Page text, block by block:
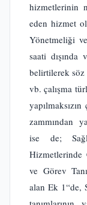
hizmetlerinin
eden hizmet
Yönetmeliği
saati
belirtilerek söz
vb. çalışma
zammından
ise de;
Hizmetlerinde
ve Görev
alan Ek 1“de,